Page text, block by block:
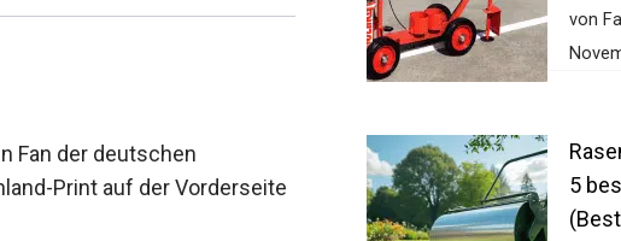
Fan der deutschen
Print auf der
Weise.
von
Die 5